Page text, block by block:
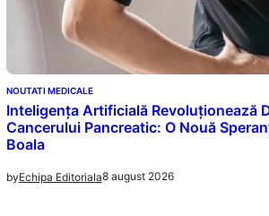
NOUTATI MEDICALE
Inteligența Artificială Revoluționează
Cancerului Pancreatic: O Nouă
Boala
byEchipa Editoriala8 august 2026